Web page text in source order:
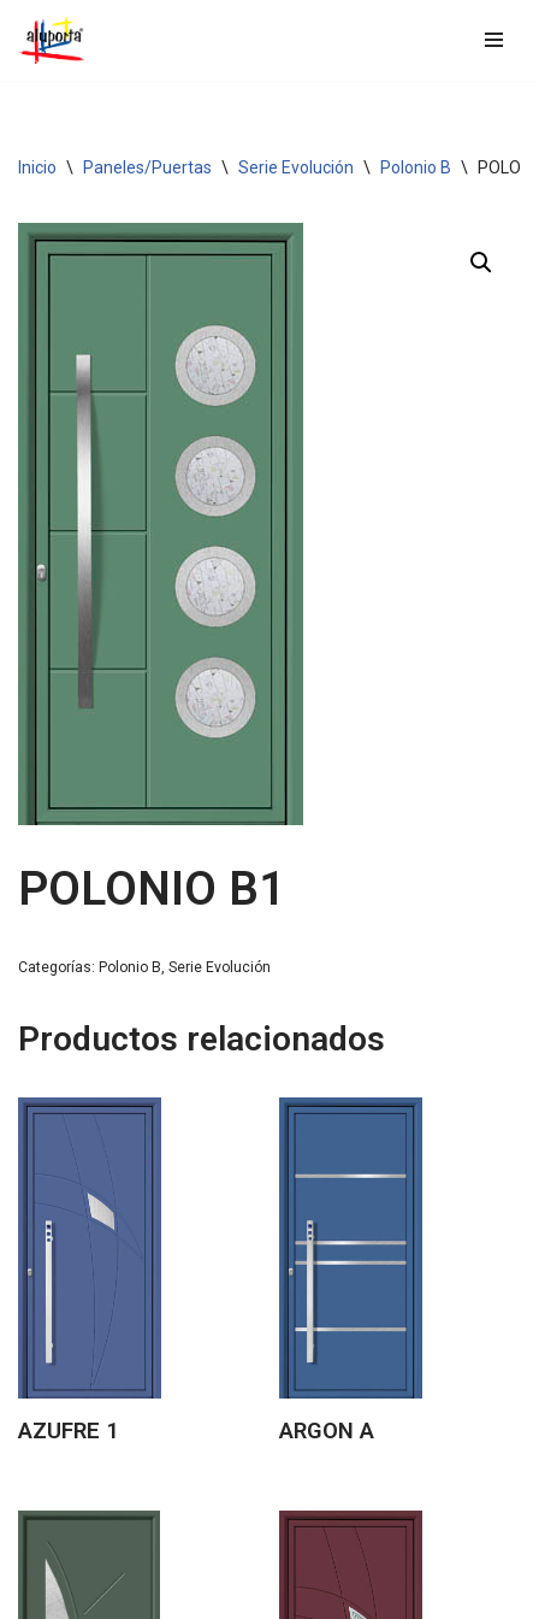
Saltar
Inicio \ Paneles/Puertas \ Serie Evolución \ Polonio B \
POLONIO B1
Categorías: Polonio B, Serie Evolución
Productos relacionados
AZUFRE 1 ARGON A